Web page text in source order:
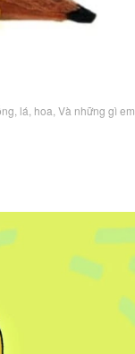
lá, hoa, Và những gì em